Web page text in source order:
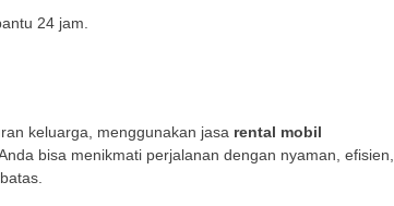
24 jam.
keluarga, menggunakan jasa rental mobil
bisa menikmati perjalanan dengan nyaman, efisien,